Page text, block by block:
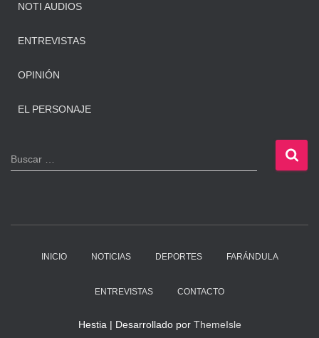
NOTI AUDIOS
ENTREVISTAS
OPINIÓN
EL PERSONAJE
B
u
Buscar …
INICIO NOTICIAS DEPORTES FARÁNDULA
ENTREVISTAS CONTACTO
Hestia | Desarrollado por ThemeIsle